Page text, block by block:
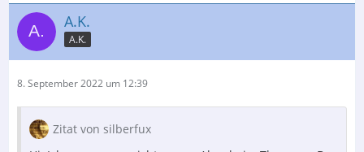
A.K.
A.K.
8. September 2022 um 12:39
Zitat von silberfux